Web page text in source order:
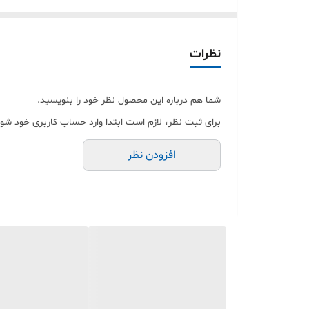
نظرات
شما هم درباره این محصول نظر خود را بنویسید.
برای ثبت نظر، لازم است ابتدا وارد حساب کاربری خود
افزودن نظر